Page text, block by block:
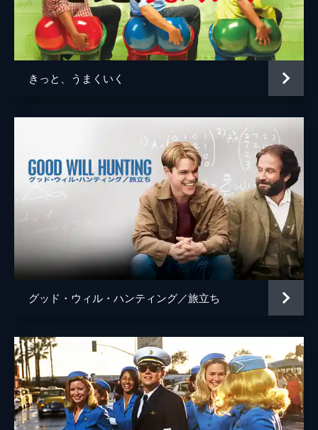
ジェイソン・フュークス
ジョシュ・ペンス
トレヴァー・リサウアー
監督
脚本 デイミアン・チャゼル
ジャスティン・ハーウィッツ
製作 フレッド・バーガー
ジョーダン・ホロウィッツ
ゲイリー・ギルバート
マーク・プラット
きっと、うまくいく
グッド・ウィル・ハンティング／旅立ち